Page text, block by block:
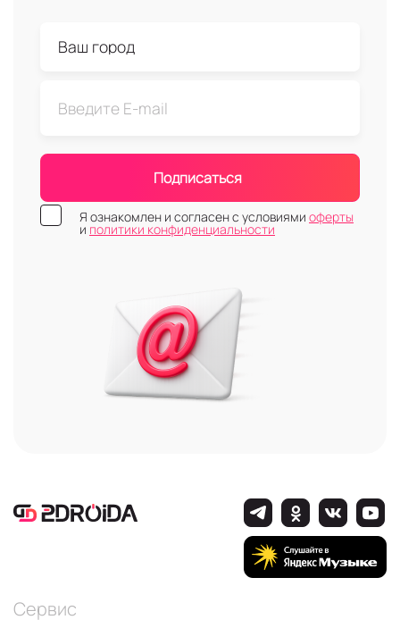
Подписаться
Я ознакомлен и согласен с условиями оферты
и политики конфиденциальности
Сервис